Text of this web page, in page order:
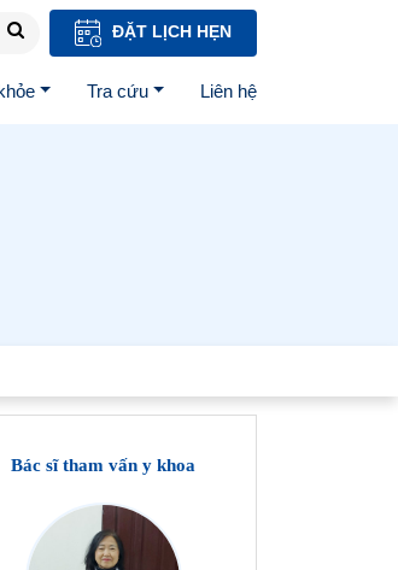
ĐẶT LỊCH HẸN
Tra cứu Liên hệ
Bác sĩ tham vấn y khoa